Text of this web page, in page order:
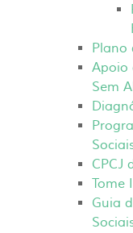
Plano
Apoio
Sem
CPCJ
Tome
Guia